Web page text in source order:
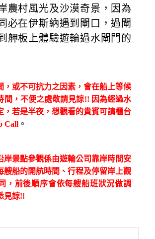
農村風光及沙漠奇景，因為
必在伊斯納遇到閘口，過閘
舺板上體驗遊輪過水閘門的
，或不可抗力之因素，會在船上等候
間，不便之處敬請見諒!! 因為經過水
，若是半夜，想觀看的貴賓可請櫃台
Call。
岸景點參觀係由遊輪公司靠岸時間安
艘船的開航時間、行程及停留岸上觀
，前後順序會依每艘船班狀況做調
見諒!!